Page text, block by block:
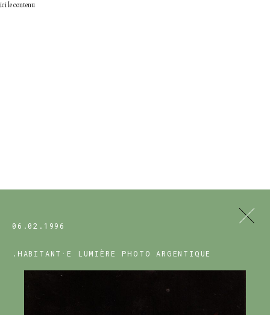
ici le contenu
06.02.1996
.HABITANT·E LUMIÈRE PHOTO ARGENTIQUE